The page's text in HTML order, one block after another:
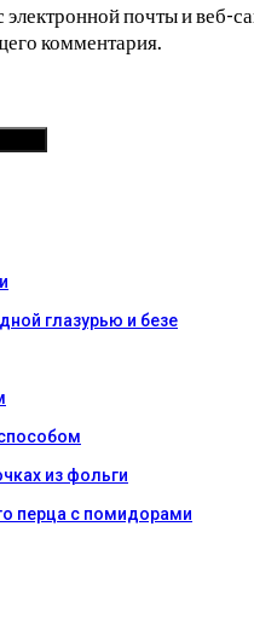
почты и веб-
комментария.
глазурью и безе
из фольги
перца с помидорами